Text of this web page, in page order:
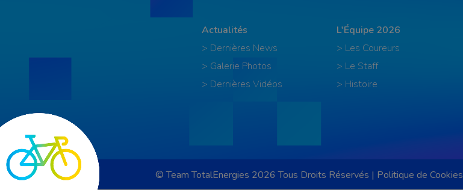
Actualités
> Dernières News
> Galerie Photos
> Dernières Vidéos
L'Équipe 2026
> Les Coureurs
> Le Staff
> Histoire
© Team TotalEnergies 2026 Tous Droits Réservés | Politique de Cookies